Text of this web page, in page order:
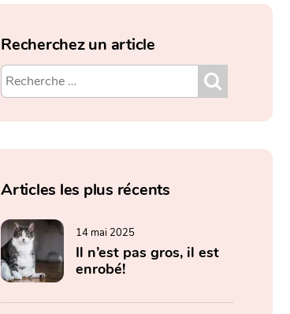
Recherchez un article
Articles les plus récents
14 mai 2025
Il n’est pas gros, il est
enrobé!